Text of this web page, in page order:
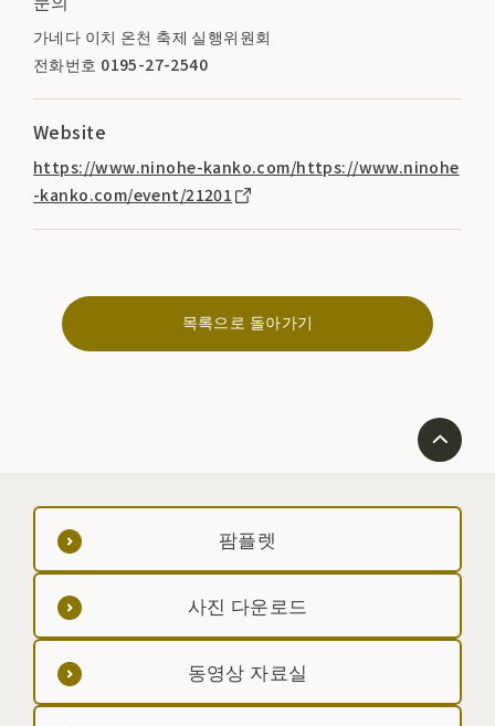
가네다 이치 온천 축제 실행위원회
전화번호 0195-27-2540
Website
https://www.ninohe-kanko.com/https://www.ninohe
-kanko.com/event/21201
목록으로 돌아가기
팜플렛
사진 다운로드
동영상 자료실